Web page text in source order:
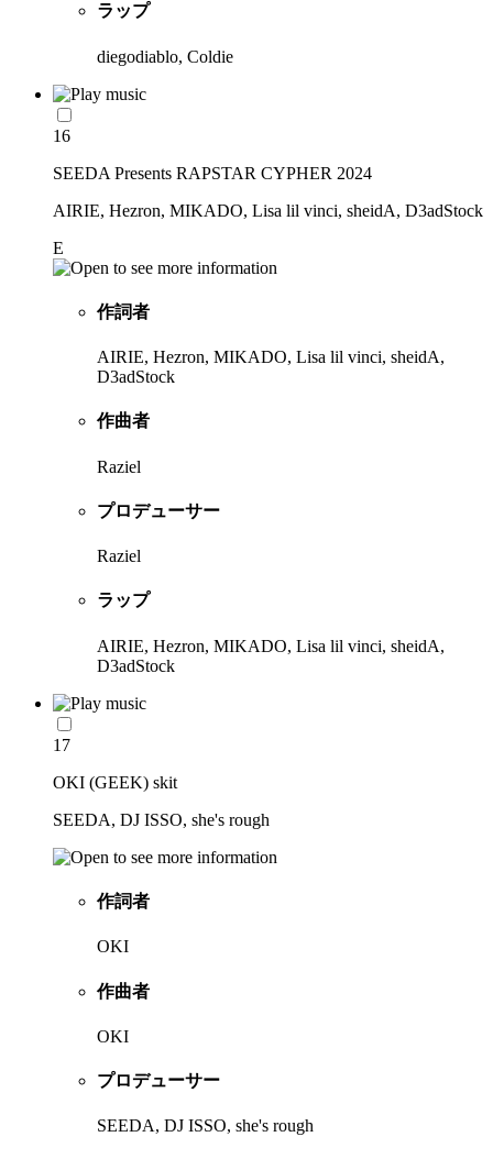
ラップ
diegodiablo, Coldie
16
SEEDA Presents RAPSTAR CYPHER 2024
AIRIE, Hezron, MIKADO, Lisa lil vinci, sheidA, D3adStock
E
作詞者
AIRIE, Hezron, MIKADO, Lisa lil vinci, sheidA,
D3adStock
作曲者
Raziel
プロデューサー
Raziel
ラップ
AIRIE, Hezron, MIKADO, Lisa lil vinci, sheidA,
D3adStock
17
OKI (GEEK) skit
SEEDA, DJ ISSO, she's rough
作詞者
OKI
作曲者
OKI
プロデューサー
SEEDA, DJ ISSO, she's rough